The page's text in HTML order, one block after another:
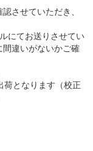
させていただき、
にてお送りさせてい
違いがないかご確
荷となります（校正